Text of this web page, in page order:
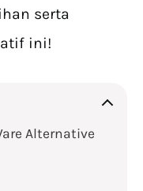
serta
ini!
Alternative